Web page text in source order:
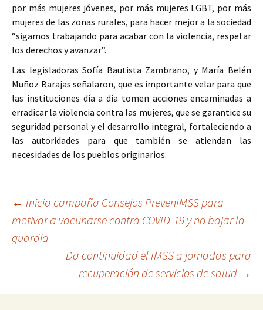
por más mujeres jóvenes, por más mujeres LGBT, por más
mujeres de las zonas rurales, para hacer mejor a la sociedad
“sigamos trabajando para acabar con la violencia, respetar
los derechos y avanzar”.
Las legisladoras Sofía Bautista Zambrano, y María Belén
Muñoz Barajas señalaron, que es importante velar para que
las instituciones día a día tomen acciones encaminadas a
erradicar la violencia contra las mujeres, que se garantice su
seguridad personal y el desarrollo integral, fortaleciendo a
las autoridades para que también se atiendan las
necesidades de los pueblos originarios.
la
← Inicia campaña Consejos PrevenIMSS para
motivar a vacunarse contra COVID-19 y no bajar la
guardia
Da continuidad el IMSS a jornadas para
recuperación de servicios de salud →